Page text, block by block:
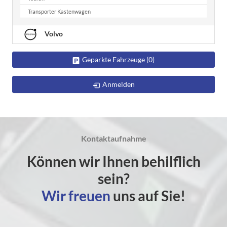
Transporter Kastenwagen
Volvo
Geparkte Fahrzeuge (0)
Anmelden
Kontaktaufnahme
Können wir Ihnen behilflich
sein?
Wir freuen uns auf Sie!